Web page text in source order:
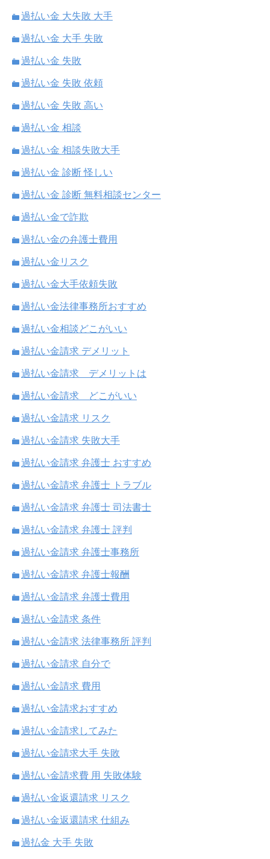
過払い金 大失敗 大手
過払い金 大手 失敗
過払い金 失敗
過払い金 失敗 依頼
過払い金 失敗 高い
過払い金 相談
過払い金 相談失敗大手
過払い金 診断 怪しい
過払い金 診断 無料相談センター
過払い金で詐欺
過払い金の弁護士費用
過払い金リスク
過払い金大手依頼失敗
過払い金法律事務所おすすめ
過払い金相談どこがいい
過払い金請求 デメリット
過払い金請求 デメリットは
過払い金請求 どこがいい
過払い金請求 リスク
過払い金請求 失敗大手
過払い金請求 弁護士 おすすめ
過払い金請求 弁護士 トラブル
過払い金請求 弁護士 司法書士
過払い金請求 弁護士 評判
過払い金請求 弁護士事務所
過払い金請求 弁護士報酬
過払い金請求 弁護士費用
過払い金請求 条件
過払い金請求 法律事務所 評判
過払い金請求 自分で
過払い金請求 費用
過払い金請求おすすめ
過払い金請求してみた
過払い金請求大手 失敗
過払い金請求費 用 失敗体験
過払い金返還請求 リスク
過払い金返還請求 仕組み
過払金 大手 失敗